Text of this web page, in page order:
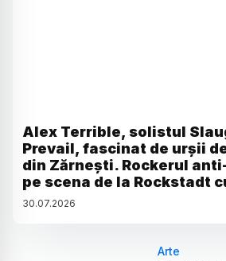
Alex Terrible, solistul
Prevail, fascinat de urșii
din Zărnești. Rockerul
pe scena de la Rockstadt
30.07.2026
Arte